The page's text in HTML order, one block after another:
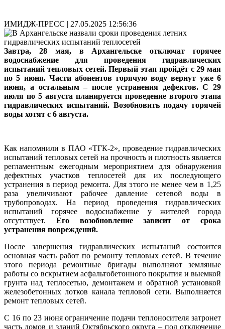
ИМИДЖ-ПРЕСС | 27.05.2025 12:56:36
Завтра, 28 мая, в Архангельске отключат горячее
водоснабжение для проведения гидравлических
испытаний тепловых сетей. Первый этап пройдёт с 29 мая
по 5 июня. Части абонентов горячую воду вернут уже 6
июня, а остальным – после устранения дефектов. С 29
июля по 5 августа планируется проведение второго этапа
гидравлических испытаний. Возобновить подачу горячей
воды хотят с 6 августа.
Как напомнили в ПАО «ТГК-2», проведение гидравлических
испытаний тепловых сетей на прочность и плотность является
регламентным ежегодным мероприятием для обнаружения
дефектных участков теплосетей для их последующего
устранения в период ремонта. Для этого не менее чем в 1,25
раза увеличивают рабочее давление сетевой воды в
трубопроводах. На период проведения гидравлических
испытаний горячее водоснабжение у жителей города
отсутствует. Его возобновление зависит от срока
устранения повреждений.
После завершения гидравлических испытаний состоится
основная часть работ по ремонту тепловых сетей. В течение
этого периода ремонтные бригады выполняют земляные
работы со вскрытием асфальтобетонного покрытия и выемкой
грунта над теплосетью, демонтажем и обратной установкой
железобетонных лотков канала тепловой сети. Выполняется
ремонт тепловых сетей.
С 16 по 23 июня ограничение подачи теплоносителя затронет
часть домов и зданий Октябрьского округа – под отключение